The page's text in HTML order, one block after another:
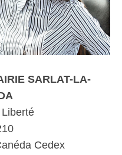
SARLAT-LA-
Cedex